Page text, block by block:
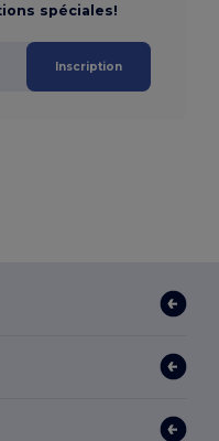
spéciales!
Inscription